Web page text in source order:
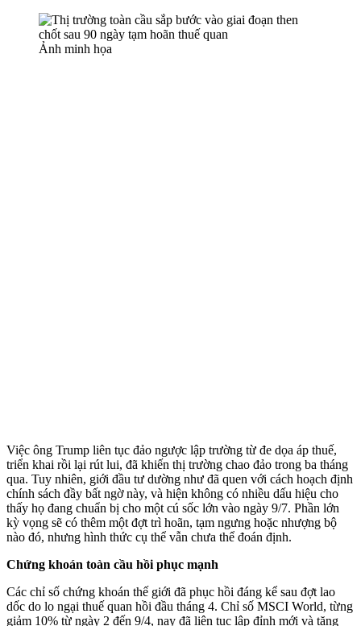
Ảnh minh họa
Việc ông Trump liên tục đảo ngược lập trường từ đe dọa áp thuế,
triển khai rồi lại rút lui, đã khiến thị trường chao đảo trong ba tháng
qua. Tuy nhiên, giới đầu tư dường như đã quen với cách hoạch định
chính sách đầy bất ngờ này, và hiện không có nhiều dấu hiệu cho
thấy họ đang chuẩn bị cho một cú sốc lớn vào ngày 9/7. Phần lớn
kỳ vọng sẽ có thêm một đợt trì hoãn, tạm ngưng hoặc nhượng bộ
nào đó, nhưng hình thức cụ thể vẫn chưa thể đoán định.
Chứng khoán toàn cầu hồi phục mạnh
Các chỉ số chứng khoán thế giới đã phục hồi đáng kể sau đợt lao
dốc do lo ngại thuế quan hồi đầu tháng 4. Chỉ số MSCI World, từng
giảm 10% từ ngày 2 đến 9/4, nay đã liên tục lập đỉnh mới và tăng